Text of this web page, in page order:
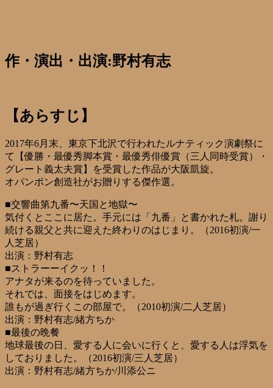
作・演出・出演:野村有志
【あらすじ】
2017年6月末、東京下北沢で行われたルナティック演劇祭に
て【優勝・最優秀脚本賞・最優秀俳優賞（三人同時受賞）・
グレート義太夫賞】を受賞した作品が大阪凱旋。
オパンポン創造社がお贈りする傑作選。
■交響曲第九番〜天国と地獄〜
気付くとここに居た。手元には「九番」と書かれた札。謝り
続ける親父と共に迎えた終わりのはじまり。（2016初演/一
人芝居）
出演：野村有志
■ストラーーイクッ！！
アナタが来るのを待っていました。
それでは、面接をはじめます。
誰もが過ぎ行くこの部屋で。（2010初演/二人芝居）
出演：野村有志/緒方ちか
■最後の晩餐
地球最後の日、愛する人に会いに行くと、愛する人は浮気を
しておりました。（2016初演/三人芝居）
出演：野村有志/緒方ちか/川添公ニ